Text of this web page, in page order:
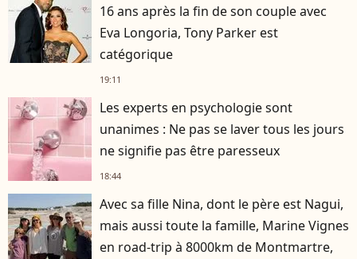
16 ans après la fin de son couple avec
Eva Longoria, Tony Parker est
catégorique
19:11
Les experts en psychologie sont
unanimes : Ne pas se laver tous les jours
ne signifie pas être paresseux
18:44
Avec sa fille Nina, dont le père est Nagui,
mais aussi toute la famille, Marine Vignes
en road-trip à 8000km de Montmartre,